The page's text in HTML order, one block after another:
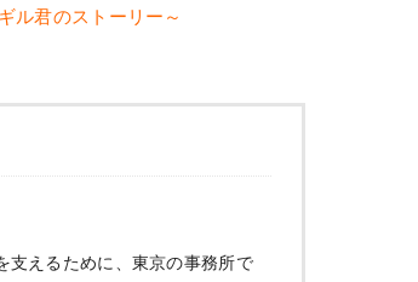
ル君のストーリー～
支えるために、東京の事務所で